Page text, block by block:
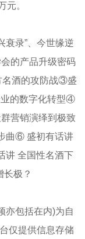
元。
录”、今世缘逆
的产品升级密码
名酒的攻防战③盛
业的数字化转型④
营销演绎到极致
曲⑥ 盛初有话讲
讲 全国性名酒下
长极？
包括在内)为自
仅提供信息存储